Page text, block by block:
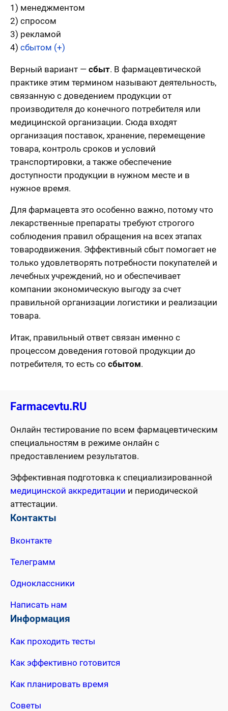
1) менеджментом
2) спросом
3) рекламой
4) сбытом (+)
Верный вариант — сбыт. В фармацевтической
практике этим термином называют деятельность,
связанную с доведением продукции от
производителя до конечного потребителя или
медицинской организации. Сюда входят
организация поставок, хранение, перемещение
товара, контроль сроков и условий
транспортировки, а также обеспечение
доступности продукции в нужном месте и в
нужное время.
Для фармацевта это особенно важно, потому что
лекарственные препараты требуют строгого
соблюдения правил обращения на всех этапах
товародвижения. Эффективный сбыт помогает не
только удовлетворять потребности покупателей и
лечебных учреждений, но и обеспечивает
компании экономическую выгоду за счет
правильной организации логистики и реализации
товара.
Итак, правильный ответ связан именно с
процессом доведения готовой продукции до
потребителя, то есть со сбытом.
Farmacevtu.RU
Онлайн тестирование по всем фармацевтическим
специальностям в режиме онлайн с
предоставлением результатов.
Эффективная подготовка к специализированной
медицинской аккредитации и периодической
аттестации.
Контакты
Вконтакте
Телеграмм
Одноклассники
Написать нам
Информация
Как проходить тесты
Как эффективно готовится
Как планировать время
Советы